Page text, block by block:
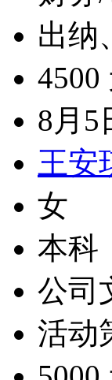
出纳
4500
8月5
王安
女
本科
公司
活动